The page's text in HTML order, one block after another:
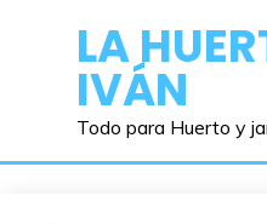
contenidoLA
IVÁN
Todo para Huerto y